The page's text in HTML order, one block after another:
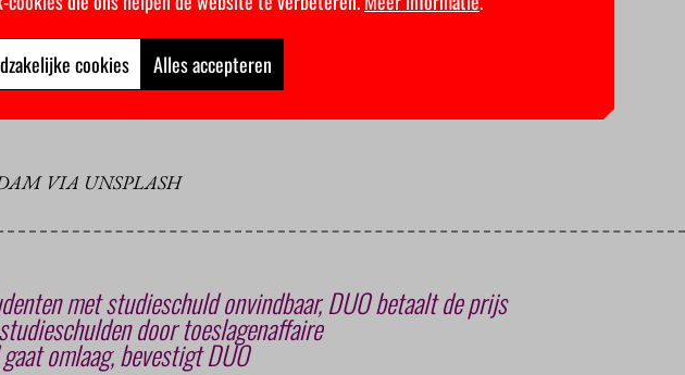
kabinet bekendgemaakt dat gemeenten 35 miljoen euro extra ontvangen
eerder te kunnen helpen.
van studenten opgelopen door het wegvallen van de basisbeurs.
het kabinet al langer dat de geldnood toeneemt.
VIA UNSPLASH
met studieschuld onvindbaar, DUO betaalt de prijs
door toeslagenaffaire
omlaag, bevestigt DUO
cookies Alles accepteren